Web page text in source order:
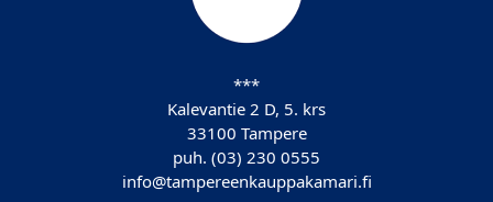
***
Kalevantie 2 D, 5. krs
33100 Tampere
puh. (03) 230 0555
info@tampereenkauppakamari.fi